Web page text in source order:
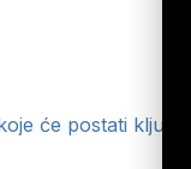
će postati ključni